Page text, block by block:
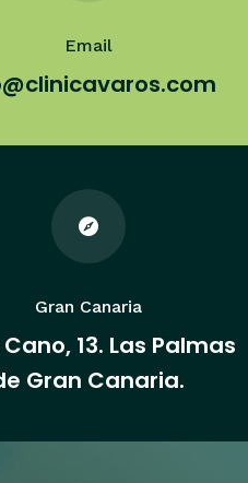
Email

Gran Canaria
13. Las Palmas
Gran Canaria.